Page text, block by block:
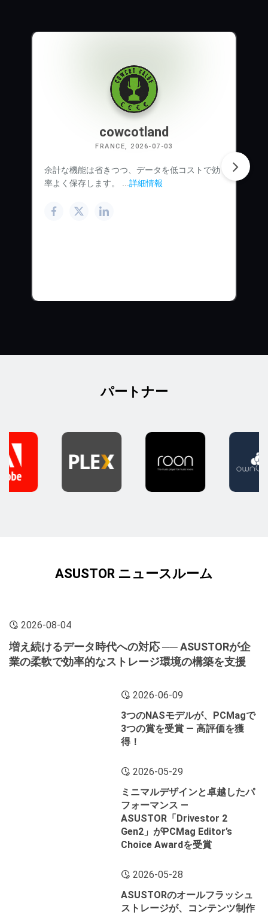
cowcotland
FRANCE, 2026-07-03
余計な機能は省きつつ、データを低コストで効
率よく保存します。 ... 詳細情報
パートナー
ASUSTOR ニュースルーム
2026-08-04
増え続けるデータ時代への対応 ── ASUSTORが企
業の柔軟で効率的なストレージ環境の構築を支援
2026-06-09
3つのNASモデルが、PCMagで
3つの賞を受賞 ― 高評価を獲
得！
2026-05-29
ミニマルデザインと卓越したパ
フォーマンス ―
ASUSTOR「Drivestor 2
Gen2」がPCMag Editor’s
Choice Awardを受賞
2026-05-28
ASUSTORのオールフラッシュ
ストレージが、コンテンツ制作